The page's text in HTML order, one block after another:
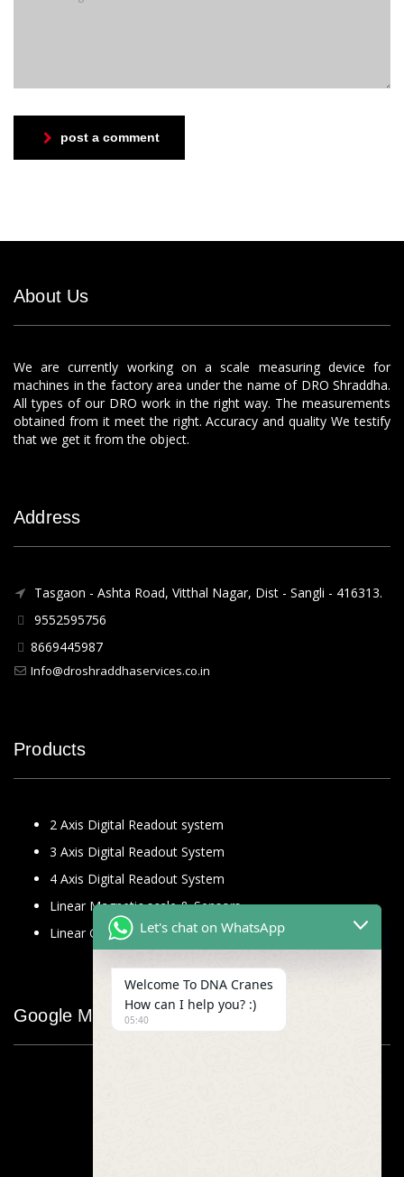
post a comment
About Us
We are currently working on a scale measuring device for
machines in the factory area under the name of DRO Shraddha.
All types of our DRO work in the right way. The measurements
obtained from it meet the right. Accuracy and quality We testify
that we get it from the object.
Address
Tasgaon - Ashta Road, Vitthal Nagar, Dist - Sangli - 416313.
9552595756
8669445987
Info@droshraddhaservices.co.in
Products
2 Axis Digital Readout system
3 Axis Digital Readout System
4 Axis Digital Readout System
Linear Magnetic scale & Sensors
Linear Glass Scale
Google Map
Let's chat on WhatsApp
Welcome To DNA Cranes
How can I help you? :)
05:40